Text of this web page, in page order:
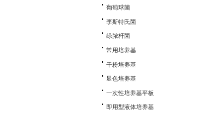
葡萄球菌
李斯特氏菌
绿脓杆菌
常用培养基
干粉培养基
显色培养基
一次性培养基平板
即用型液体培养基